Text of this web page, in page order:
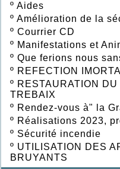
º Aides
º Amélioration de la
º Courrier CD
º Manifestations et
º Que ferions nous
º REFECTION
º RESTAURATION
TREBAIX
º Rendez-vous à" la
º Réalisations 2023,
º Sécurité incendie
º UTILISATION DES
BRUYANTS